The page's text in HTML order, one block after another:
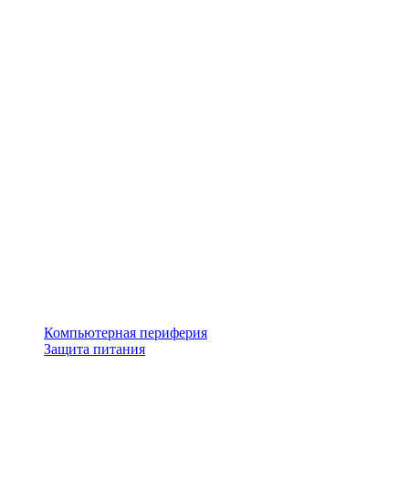
Компьютерная периферия
Защита питания